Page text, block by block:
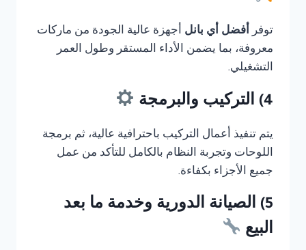
توفر أفضل أي بانل أجهزة عالية الجودة من ماركات
معروفة، بما يضمن الأداء المستقر وطول العمر
التشغيلي.
4) التركيب والبرمجة
يتم تنفيذ أعمال التركيب باحترافية عالية، ثم برمجة
اللوحات وتجربة النظام بالكامل للتأكد من عمل
جميع الأجزاء بكفاءة.
5) الصيانة الدورية وخدمة ما بعد
البيع